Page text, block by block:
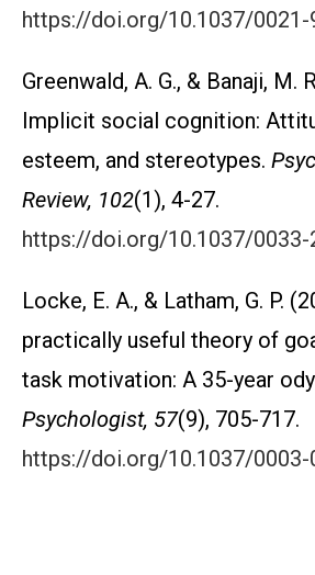
https://doi.org/10.1037/0021-
Greenwald, A. G., & Banaji, M.
Implicit social cognition:
esteem, and stereotypes.
Review, 102(1), 4-27.
https://doi.org/10.1037/0033-
Locke, E. A., & Latham, G. P.
practically useful theory of
task motivation: A 35-year
Psychologist, 57(9), 705-717.
https://doi.org/10.1037/0003-